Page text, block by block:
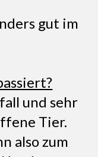
gut im
und sehr
Tier.
also zum